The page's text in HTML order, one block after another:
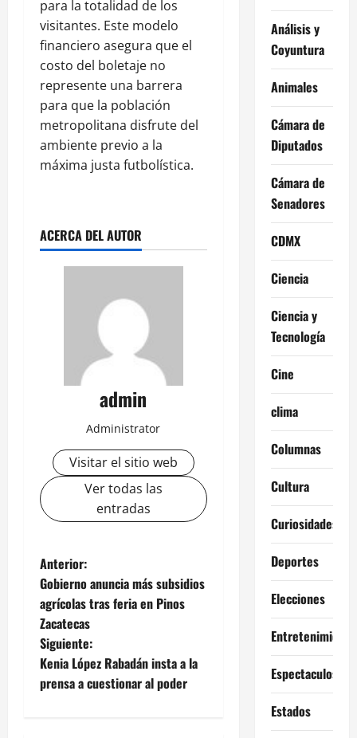
para la totalidad de los
visitantes. Este modelo
financiero asegura que el
costo del boletaje no
represente una barrera
para que la población
metropolitana disfrute del
ambiente previo a la
máxima justa futbolística.
ACERCA DEL AUTOR
admin
Administrator
Visitar el sitio web
Ver todas las
entradas
N
a
v
e
g
Anterior:
Gobierno anuncia más subsidios
agrícolas tras feria en Pinos
Zacatecas
Siguiente:
Kenia López Rabadán insta a la
prensa a cuestionar al poder
Análisis y
Coyuntura
Animales
Cámara de
Diputados
Cámara de
Senadores
CDMX
Ciencia
Ciencia y
Tecnología
Cine
clima
Columnas
Cultura
Curiosidades
Deportes
Elecciones
Entretenimiento
Espectaculos
Estados